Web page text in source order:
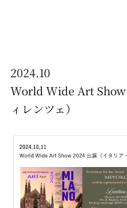
2024.10
World Wide Art Show
ィレンツェ）